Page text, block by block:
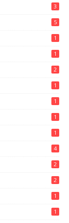
3
5
1
1
2
1
1
1
1
4
2
2
1
1